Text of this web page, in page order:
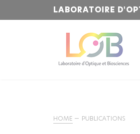
LABORATOIRE
HOME PUBLICATIONS